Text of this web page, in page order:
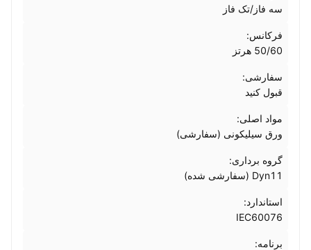
سه فاز/تک فاز
فرکانس:
50/60 هرتز
سفارشی:
قبول کنید
مواد اصلی:
ورق سیلیکونی (سفارشی)
گروه برداری:
Dyn11 (سفارشی شده)
استاندارد:
IEC60076
برنامه: